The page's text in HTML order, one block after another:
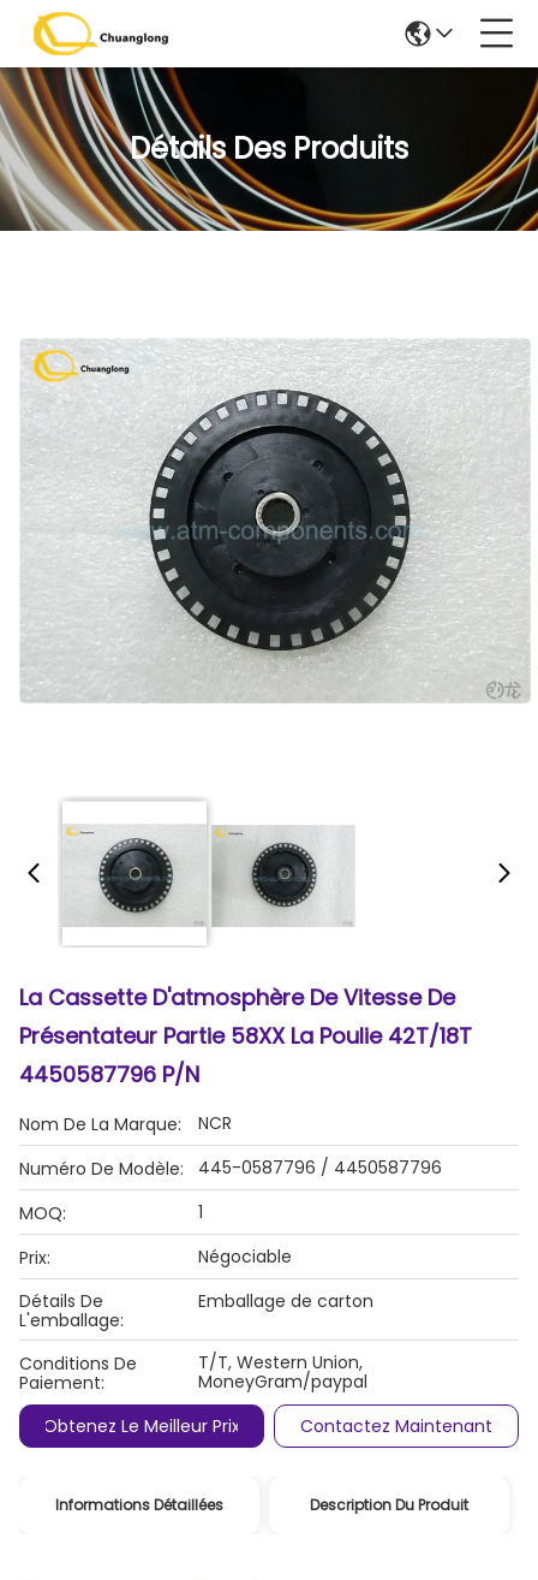
Détails Des Produits
La Cassette D'atmosphère De Vitesse De
Présentateur Partie 58XX La Poulie 42T/18T
4450587796 P/N
Nom De La Marque:
NCR
Numéro De Modèle:
445-0587796 / 4450587796
MOQ:
1
Prix:
Négociable
Détails De
L'emballage:
Emballage de carton
Conditions De
Paiement:
T/T, Western Union,
MoneyGram/paypal
Obtenez Le Meilleur Prix
Contactez Maintenant
Informations Détaillées Description Du Produit